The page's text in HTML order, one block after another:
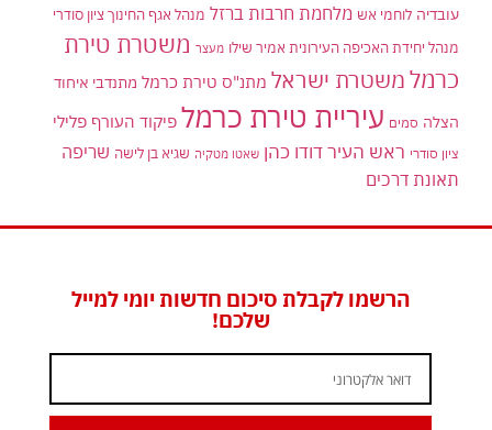
עובדיה לוחמי אש מלחמת חרבות ברזל מנהל אגף החינוך ציון סודרי
מנהל יחידת האכיפה העירונית אמיר שילו מעצר משטרת טירת
כרמלמשטרת ישראל מתנ"ס טירת כרמל מתנדבי איחוד
הצלה סמים עיריית טירת כרמל פיקוד העורף פלילי
ציון סודרי ראש העיר דודו כהן שאטו מטקיה שגיא בן לישה שריפה
תאונת דרכים
הרשמו לקבלת סיכום חדשות יומי למייל
שלכם!